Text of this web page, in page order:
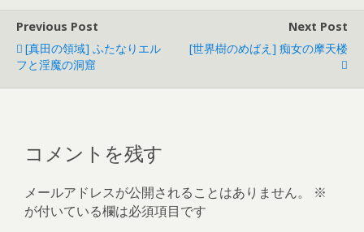
b
o
o
k
Previous Post
[真田の領域] ふたなりエル
フと淫魔の洞窟
Next Post
[世界樹のめばえ] 痴女の摩天楼
コメントを残す
メールアドレスが公開されることはありません。
※
が付いている欄は必須項目です